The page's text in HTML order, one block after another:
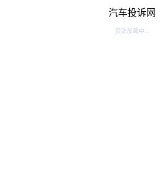
汽车投诉网
资源加载中...